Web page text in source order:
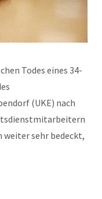
Todes eines 34-
(UKE) nach
weiter sehr bedeckt,